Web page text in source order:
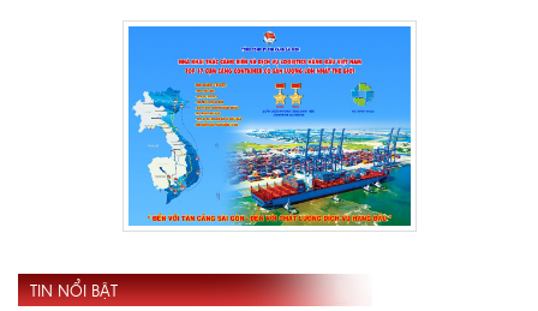
TIN NỔI BẬT